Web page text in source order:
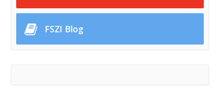
FSZI Blog